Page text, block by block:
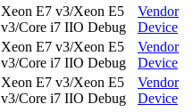
Xeon E7 v3/Xeon E5
v3/Core i7 IIO Debug
Vendor
Device
Xeon E7 v3/Xeon E5
v3/Core i7 IIO Debug
Vendor
Device
Xeon E7 v3/Xeon E5
v3/Core i7 IIO Debug
Vendor
Device